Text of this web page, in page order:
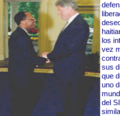
los
vez
sus
que
uno
del